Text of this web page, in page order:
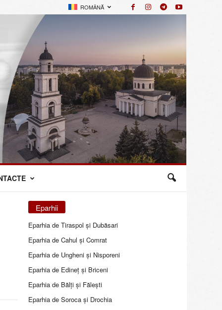
ROMÂNĂ
Eparhii
Eparhia de Tiraspol și Dubăsari
Eparhia de Cahul și Comrat
Eparhia de Ungheni și Nisporeni
Eparhia de Edineţ şi Briceni
Eparhia de Bălţi şi Făleşti
Eparhia de Soroca și Drochia